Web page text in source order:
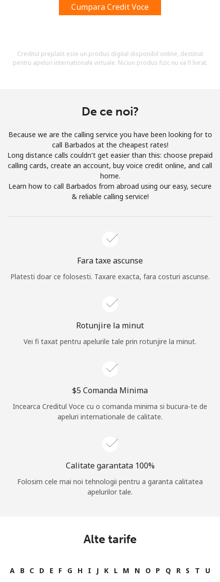
Un simbol/litera speciala
Prin deschiderea unui cont pe acest site, sunt de acord cu
Inregistreaza-te
CREEAZA CONT NOU →
Log in
sau
Continua cu
Cumpara Credit Voce
Creditul preplatit este un produs digital disponibil online, destinat
pentru apeluri internationale virtuale. Niciun produs fizic nu va fi livrat.
De ce noi?
Because we are the calling service you have been looking for to
call Barbados at the cheapest rates!
Long distance calls couldn't get easier than this: choose prepaid
calling cards, create an account, buy voice credit online, and call
home.
Learn how to call Barbados from abroad using our easy, secure
& reliable calling service!
Fara taxe ascunse
Platesti doar ce folosesti. Taxare exacta, fara costuri ascunse.
Rotunjire la minut
Vei fi taxat pentru apelurile tale prin rotunjire la minut.
⁦$5⁩ Comanda Minima
Incearca Creditul Voce cu o comanda minima si bucura-te de
apeluri internationale de calitate.
Calitate garantata 100%
Folosim cele mai noi tehnologii pentru a garanta calitatea
apelurilor tale.
Alte tarife
A B C D E F G H I J K L M N O P Q R S T
U